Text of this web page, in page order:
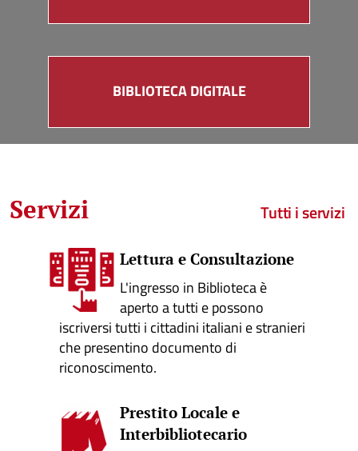
BIBLIOTECA DIGITALE
Servizi Tutti i servizi
Lettura e Consultazione
L'ingresso in Biblioteca è
aperto a tutti e possono
iscriversi tutti i cittadini italiani e stranieri
che presentino documento di
riconoscimento.
Prestito Locale e
Interbibliotecario